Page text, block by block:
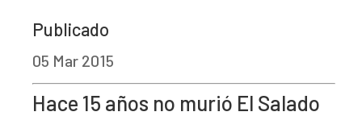
Publicado
05 Mar 2015
Hace 15 años no murió El Salado